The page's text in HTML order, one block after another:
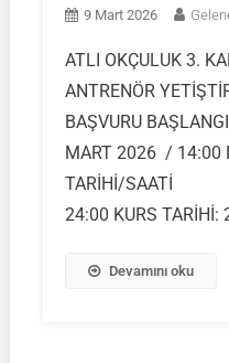
9 Mart 2026
ATLI OKÇULUK 3.
ANTRENÖR
BAŞVURU
MART 2026 / 14:00
TARİHİ/SAATİ :
24:00 KURS TARİHİ:
Devamını oku